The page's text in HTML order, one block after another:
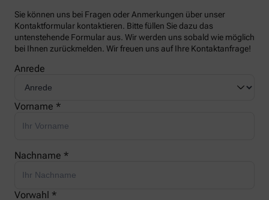
Sie können uns bei Fragen oder Anmerkungen über unser
Kontaktformular kontaktieren. Bitte füllen Sie dazu das
untenstehende Formular aus. Wir werden uns sobald wie möglich
bei Ihnen zurückmelden. Wir freuen uns auf Ihre Kontaktanfrage!
Anrede
Vorname *
Nachname *
Vorwahl *